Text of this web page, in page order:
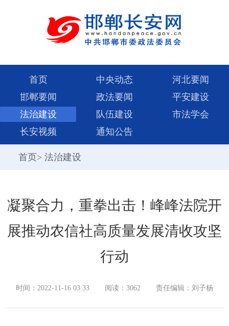
首页 中央动态
河北要闻
邯郸要闻
政法要闻
平安建设
法治建设
队伍建设
市法学会
长安视频
通知公告
首页> 法治建设
凝聚合力，重拳出击！峰峰法院开
展推动农信社高质量发展清收攻坚
行动
时间：2022-11-16 03:33 阅读：3062 责任编辑：刘子杨